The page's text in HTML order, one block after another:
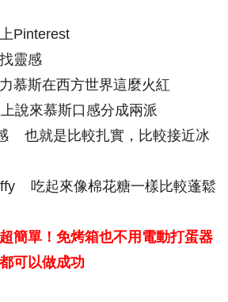
Pinterest
靈感
慕斯在西方世界這麼火紅
說來慕斯口感分成兩派
也就是比較扎實，比較接近冰
吃起來像棉花糖一樣比較蓬鬆
簡單！免烤箱也不用電動打蛋器
可以做成功